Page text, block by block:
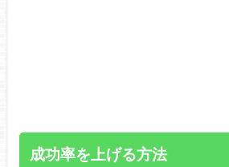
成功率を上げる方法